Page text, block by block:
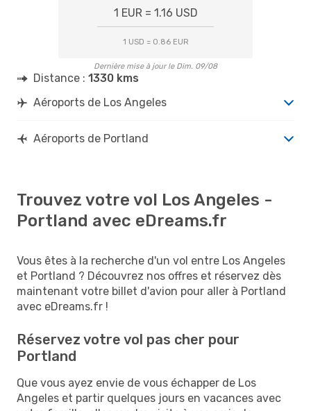
1 EUR = 1.16 USD
1 USD = 0.86 EUR
Dernière mise à jour le Dim. 09/08
Distance : 1330 kms
Aéroports de Los Angeles
Aéroports de Portland
Trouvez votre vol Los Angeles -
Portland avec eDreams.fr
Vous êtes à la recherche d'un vol entre Los Angeles
et Portland ? Découvrez nos offres et réservez dès
maintenant votre billet d'avion pour aller à Portland
avec eDreams.fr !
Réservez votre vol pas cher pour
Portland
Que vous ayez envie de vous échapper de Los
Angeles et partir quelques jours en vacances avec